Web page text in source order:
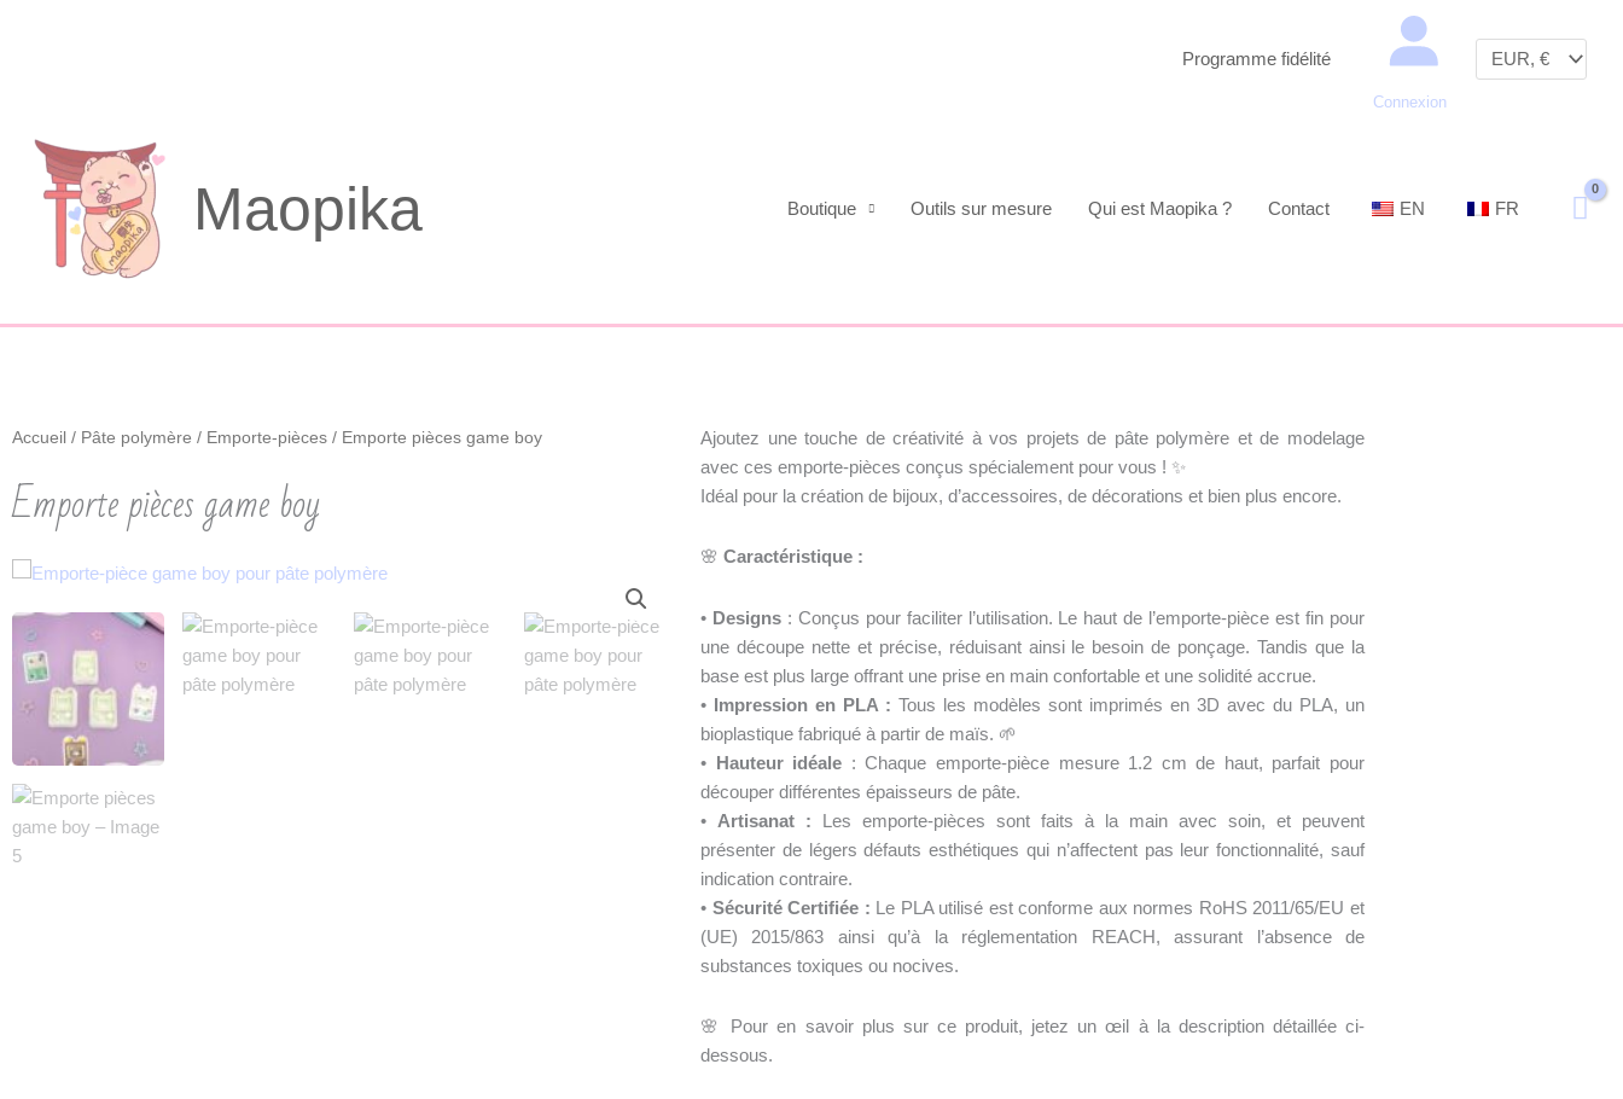
Programme fidélité
Connexion
Maopika Boutique Outils sur mesure Qui est Maopika ? Contact EN FR
Accueil / Pâte polymère / Emporte-pièces / Emporte pièces game boy
Emporte pièces game boy
Ajoutez une touche de créativité à vos projets de pâte polymère et de modelage
avec ces emporte-pièces conçus spécialement pour vous ! ✨
Idéal pour la création de bijoux, d’accessoires, de décorations et bien plus encore.
🌸 Caractéristique :
• Designs: Conçus pour faciliter l’utilisation. Le haut de l’emporte-pièce est fin pour
une découpe nette et précise, réduisant ainsi le besoin de ponçage. Tandis que la
base est plus large offrant une prise en main confortable et une solidité accrue.
• Impression en PLA : Tous les modèles sont imprimés en 3D avec du PLA, un
bioplastique fabriqué à partir de maïs. 🌱
• Hauteur idéale : Chaque emporte-pièce mesure 1.2 cm de haut, parfait pour
découper différentes épaisseurs de pâte.
• Artisanat : Les emporte-pièces sont faits à la main avec soin, et peuvent
présenter de légers défauts esthétiques qui n’affectent pas leur fonctionnalité, sauf
indication contraire.
• Sécurité Certifiée : Le PLA utilisé est conforme aux normes RoHS 2011/65/EU et
(UE) 2015/863 ainsi qu’à la réglementation REACH, assurant l’absence de
substances toxiques ou nocives.
🌸 Pour en savoir plus sur ce produit, jetez un œil à la description détaillée ci-
dessous.
Recherche